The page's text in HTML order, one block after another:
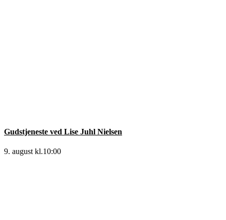
Gudstjeneste ved Lise Juhl Nielsen
9. august kl.10:00